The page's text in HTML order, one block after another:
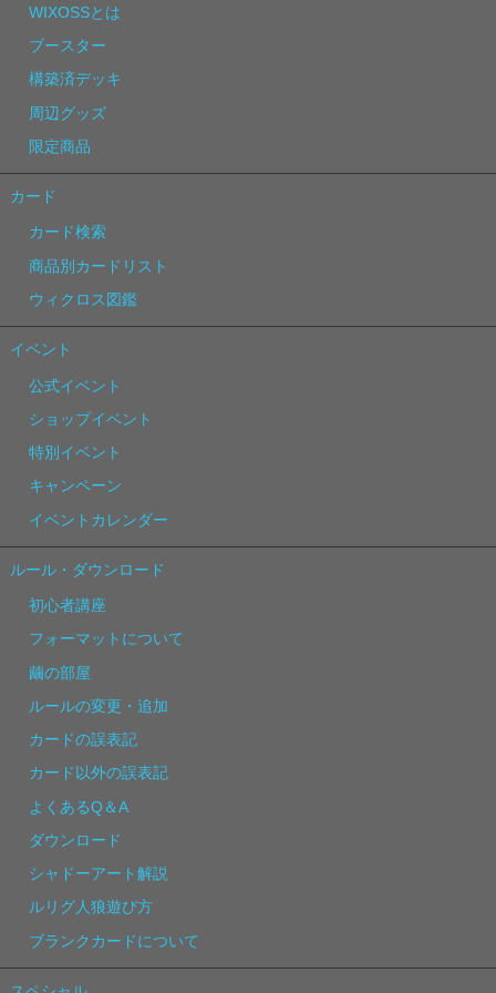
WIXOSSとは
ブースター
構築済デッキ
周辺グッズ
限定商品
カード
カード検索
商品別カードリスト
ウィクロス図鑑
イベント
公式イベント
ショップイベント
特別イベント
キャンペーン
イベントカレンダー
ルール・ダウンロード
初心者講座
フォーマットについて
繭の部屋
ルールの変更・追加
カードの誤表記
カード以外の誤表記
よくあるQ＆A
ダウンロード
シャドーアート解説
ルリグ人狼遊び方
ブランクカードについて